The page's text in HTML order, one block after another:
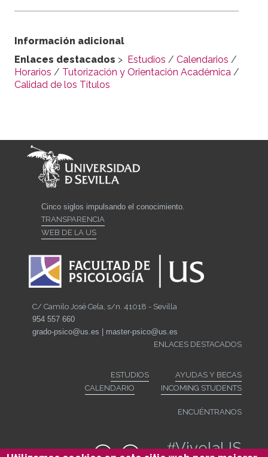
Información adicional
Enlaces destacados > Estudios / Calendarios /
Horarios / Tutorización y Orientación Académica /
Calidad de los Títulos
Cinco siglos impulsando el conocimiento.
TRANSPARENCIA
WEB DE LA US
C/ Camilo José Cela, s/n. 41018 - Sevilla
954 557 660
grado-psico@us.es | master-psico@us.es
ENLACES DESTACADOS
ESTUDIOS
AYUDAS Y BECAS
CALENDARIO
INCOMING STUDENTS
ENCUÉNTRANOS
#VivelaUS